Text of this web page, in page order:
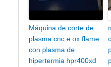
Máquina de corte de
plasma cnc e ox flame
con plasma de
hipertermia hpr400xd